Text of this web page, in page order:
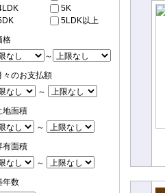
5K
5LDK以上
格
～
々のお支払額
～
地面積
～
有面積
～
年数